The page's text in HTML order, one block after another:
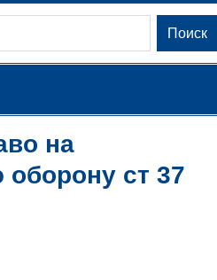
Поиск
на
ст 37